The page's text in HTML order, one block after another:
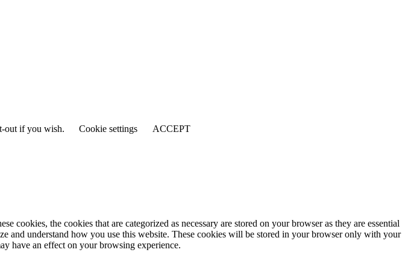
out if you wish. Cookie settings
ACCEPT
the cookies that are categorized as necessary are stored on your browser as they are essential
and understand how you use this website. These cookies will be stored in your browser only with your
have an effect on your browsing experience.